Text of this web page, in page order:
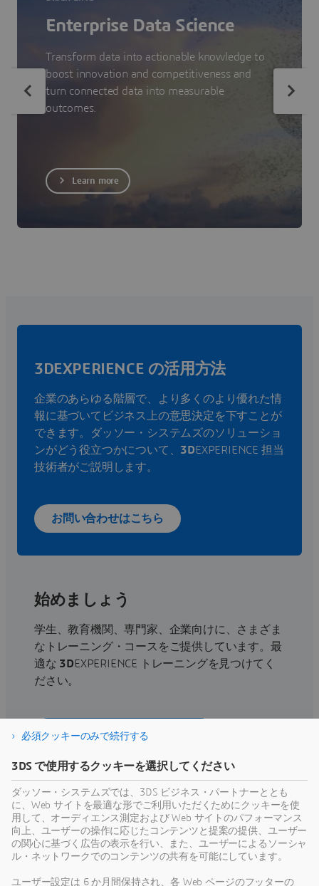
Enterprise Data Science
Transform data into actionable knowledge to
boost innovation and competitiveness and
turn connected data into measurable
outcomes.
Learn more
3DEXPERIENCE の活用方法
企業のあらゆる階層で、より多くのより優れた情
報に基づいてビジネス上の意思決定を下すことが
できます。ダッソー・システムズのソリューショ
ンがどう役立つかについて、 3DEXPERIENCE 担当
技術者がご説明します。
お問い合わせはこちら
始めましょう
学生、教育機関、専門家、企業向けに、さまざま
なトレーニング・コースをご提供しています。最
適な 3DEXPERIENCE トレーニングを見つけてく
ださい。
トレーニング・コースを探す
サポートを利用する
ソフトウェアおよびハードウェアの認証情報、ソ
フトウェアのダウンロード、ユーザー・ドキュメ
ント、サポート窓口、ならびに提供サービスに関
必須クッキーのみで続行する
3DS で使用するクッキーを選択してください
ダッソー・システムズでは、3DS ビジネス・パートナーととも
に、Web サイトを最適な形でご利用いただくためにクッキーを使
用して、オーディエンス測定および Web サイトのパフォーマンス
向上、ユーザーの操作に応じたコンテンツと提案の提供、ユーザー
の関心に基づく広告の表示を行い、また、ユーザーによるソーシャ
ル・ネットワークでのコンテンツの共有を可能にしています。
ユーザー設定は 6 か月間保持され、各 Web ページのフッターの